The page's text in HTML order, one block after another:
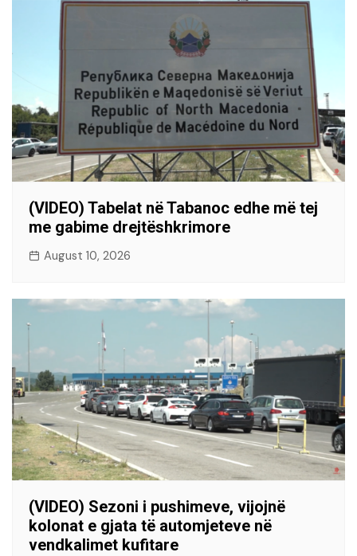
(VIDEO) Tabelat në Tabanoc edhe më tej
me gabime drejtëshkrimore
August 10, 2026
(VIDEO) Sezoni i pushimeve, vijojnë
kolonat e gjata të automjeteve në
vendkalimet kufitare